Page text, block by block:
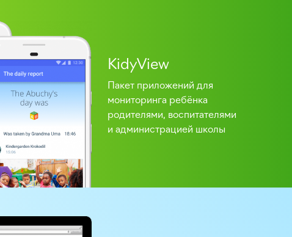
KidyView
Пакет приложений для
мониторинга ребёнка
родителями, воспитателями
и администрацией школы